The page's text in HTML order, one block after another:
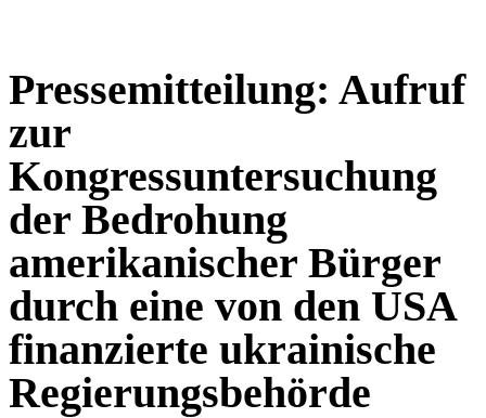
Pressemitteilung: Aufruf
zur
Kongressuntersuchung
der Bedrohung
amerikanischer Bürger
durch eine von den USA
finanzierte ukrainische
Regierungsbehörde